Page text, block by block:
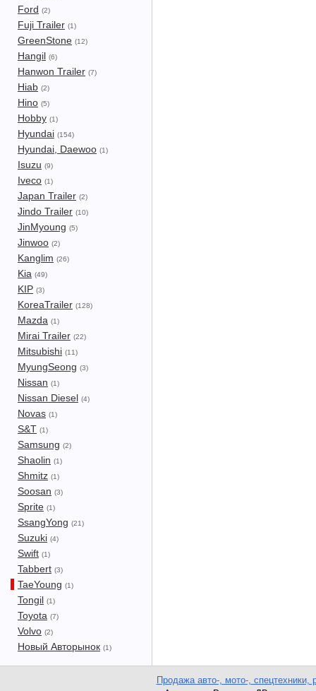
Ford (2)
Fuji Trailer (1)
GreenStone (12)
Hangil (6)
Hanwon Trailer (7)
Hiab (2)
Hino (5)
Hobby (1)
Hyundai (154)
Hyundai, Daewoo (1)
Isuzu (9)
Iveco (1)
Japan Trailer (2)
Jindo Trailer (10)
JinMyoung (5)
Jinwoo (2)
Kanglim (26)
Kia (49)
KIP (3)
KoreaTrailer (128)
Mazda (1)
Mirai Trailer (22)
Mitsubishi (11)
MyungSeong (3)
Nissan (1)
Nissan Diesel (4)
Novas (1)
S&T (1)
Samsung (2)
Shaolin (1)
Shmitz (1)
Soosan (3)
Sprite (1)
SsangYong (21)
Suzuki (4)
Swift (1)
Tabbert (3)
TaeYoung (1)
Tongil (1)
Toyota (7)
Volvo (2)
Новый Авторынок (1)
Продажа авто-, мото-, спецтехники,